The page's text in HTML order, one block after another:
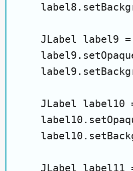
JLabel label9
JLabel label10
JLabel label11